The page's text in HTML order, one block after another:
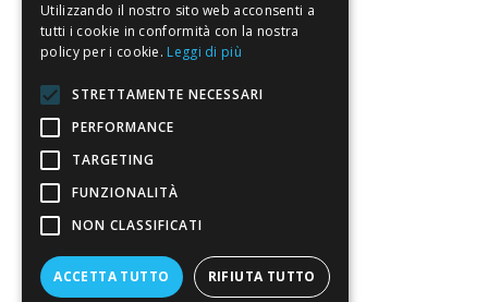
Perché fidarti
Vendi con noi
Chi siamo
Chi Siamo
Sostegno e riconoscimenti
Servizio clienti
FAQ
Utilizzando il nostro sito web acconsenti a
tutti i cookie in conformità con la nostra
policy per i cookie. Leggi di più
STRETTAMENTE NECESSARI
PERFORMANCE
TARGETING
FUNZIONALITÀ
NON CLASSIFICATI
ACCETTA TUTTO RIFIUTA TUTTO